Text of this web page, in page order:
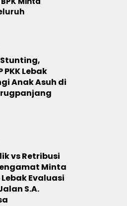
PKK Lebak
Anak Asuh di
vs Retribusi
Minta
Evaluasi
S.A.